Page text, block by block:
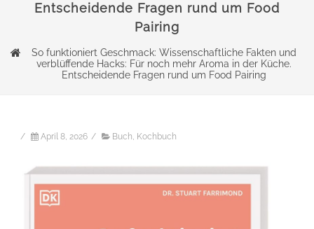
Entscheidende Fragen rund um Food
Pairing
So funktioniert Geschmack: Wissenschaftliche Fakten und
verblüffende Hacks: Für noch mehr Aroma in der Küche.
Entscheidende Fragen rund um Food Pairing
/ April 8, 2026 / Buch, Kochbuch